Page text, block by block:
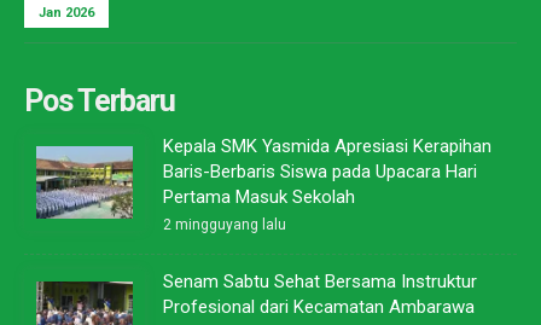
Jan 2026
Pos Terbaru
Kepala SMK Yasmida Apresiasi Kerapihan
Baris-Berbaris Siswa pada Upacara Hari
Pertama Masuk Sekolah
2 mingguyang lalu
Senam Sabtu Sehat Bersama Instruktur
Profesional dari Kecamatan Ambarawa